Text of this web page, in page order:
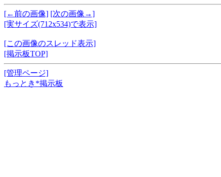
[←前の画像] [次の画像→]
[実サイズ(712x534)で表示]
[この画像のスレッド表示]
[掲示板TOP]
[管理ページ]
もっとき*掲示板